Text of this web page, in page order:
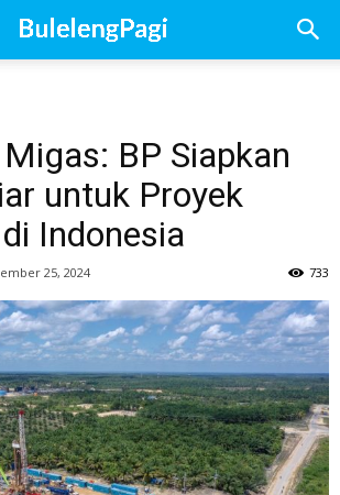
BP Siapkan
untuk Proyek
Indonesia
25, 2024 733